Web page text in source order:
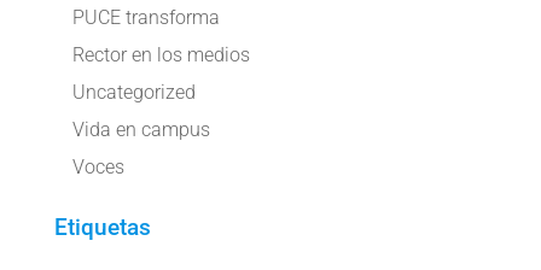
PUCE transforma
Rector en los medios
Uncategorized
Vida en campus
Voces
Etiquetas